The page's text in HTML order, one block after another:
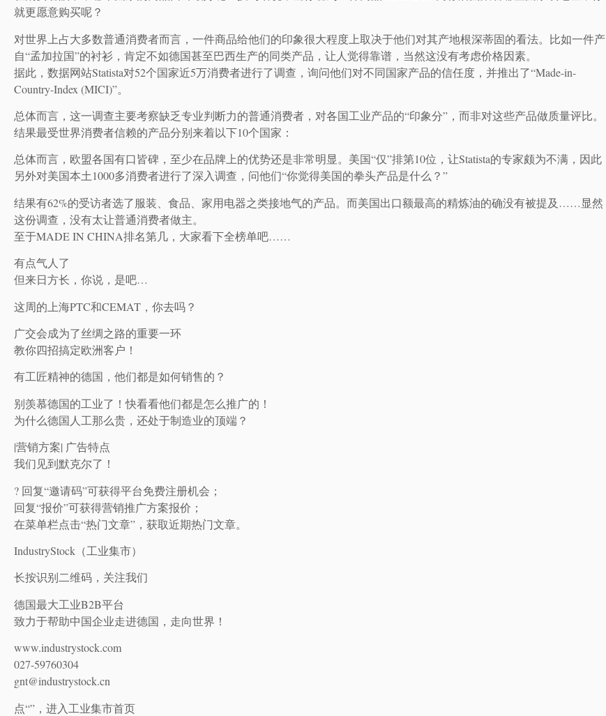
就更愿意购买呢？
对世界上占大多数普通消费者而言，一件商品给他们的印象很大程度上取决于他们对其产地根深蒂固的看法。比如一件产
自“孟加拉国”的衬衫，肯定不如德国甚至巴西生产的同类产品，让人觉得靠谱，当然这没有考虑价格因素。
据此，数据网站Statista对52个国家近5万消费者进行了调查，询问他们对不同国家产品的信任度，并推出了“Made-in-
Country-Index (MICI)”。
总体而言，这一调查主要考察缺乏专业判断力的普通消费者，对各国工业产品的“印象分”，而非对这些产品做质量评比。
结果最受世界消费者信赖的产品分别来着以下10个国家：
总体而言，欧盟各国有口皆碑，至少在品牌上的优势还是非常明显。美国“仅”排第10位，让Statista的专家颇为不满，因此
另外对美国本土1000多消费者进行了深入调查，问他们“你觉得美国的拳头产品是什么？”
结果有62%的受访者选了服装、食品、家用电器之类接地气的产品。而美国出口额最高的精炼油的确没有被提及……显然
这份调查，没有太让普通消费者做主。
至于MADE IN CHINA排名第几，大家看下全榜单吧……
有点气人了
但来日方长，你说，是吧…
这周的上海PTC和CEMAT，你去吗？
广交会成为了丝绸之路的重要一环
教你四招搞定欧洲客户！
有工匠精神的德国，他们都是如何销售的？
别羡慕德国的工业了！快看看他们都是怎么推广的！
为什么德国人工那么贵，还处于制造业的顶端？
|营销方案| 广告特点
我们见到默克尔了！
? 回复“邀请码”可获得平台免费注册机会；
回复“报价”可获得营销推广方案报价；
在菜单栏点击“热门文章”，获取近期热门文章。
IndustryStock（工业集市）
长按识别二维码，关注我们
德国最大工业B2B平台
致力于帮助中国企业走进德国，走向世界！
www.industrystock.com
027-59760304
gnt@industrystock.cn
点“”，进入工业集市首页